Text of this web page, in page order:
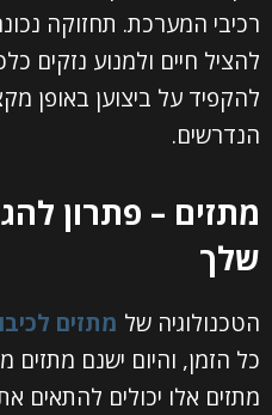
רכיבי המערכת. תחזוקה
להציל חיים ולמנוע נזקים
להקפיד על ביצוען באופן
הנדרשים.
מתזים – פתרון
שלך
הטכנולוגיה של מתזים
כל הזמן, והיום ישנם מתזים
מתזים אלו יכולים להתאים